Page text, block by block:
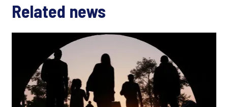
Related news